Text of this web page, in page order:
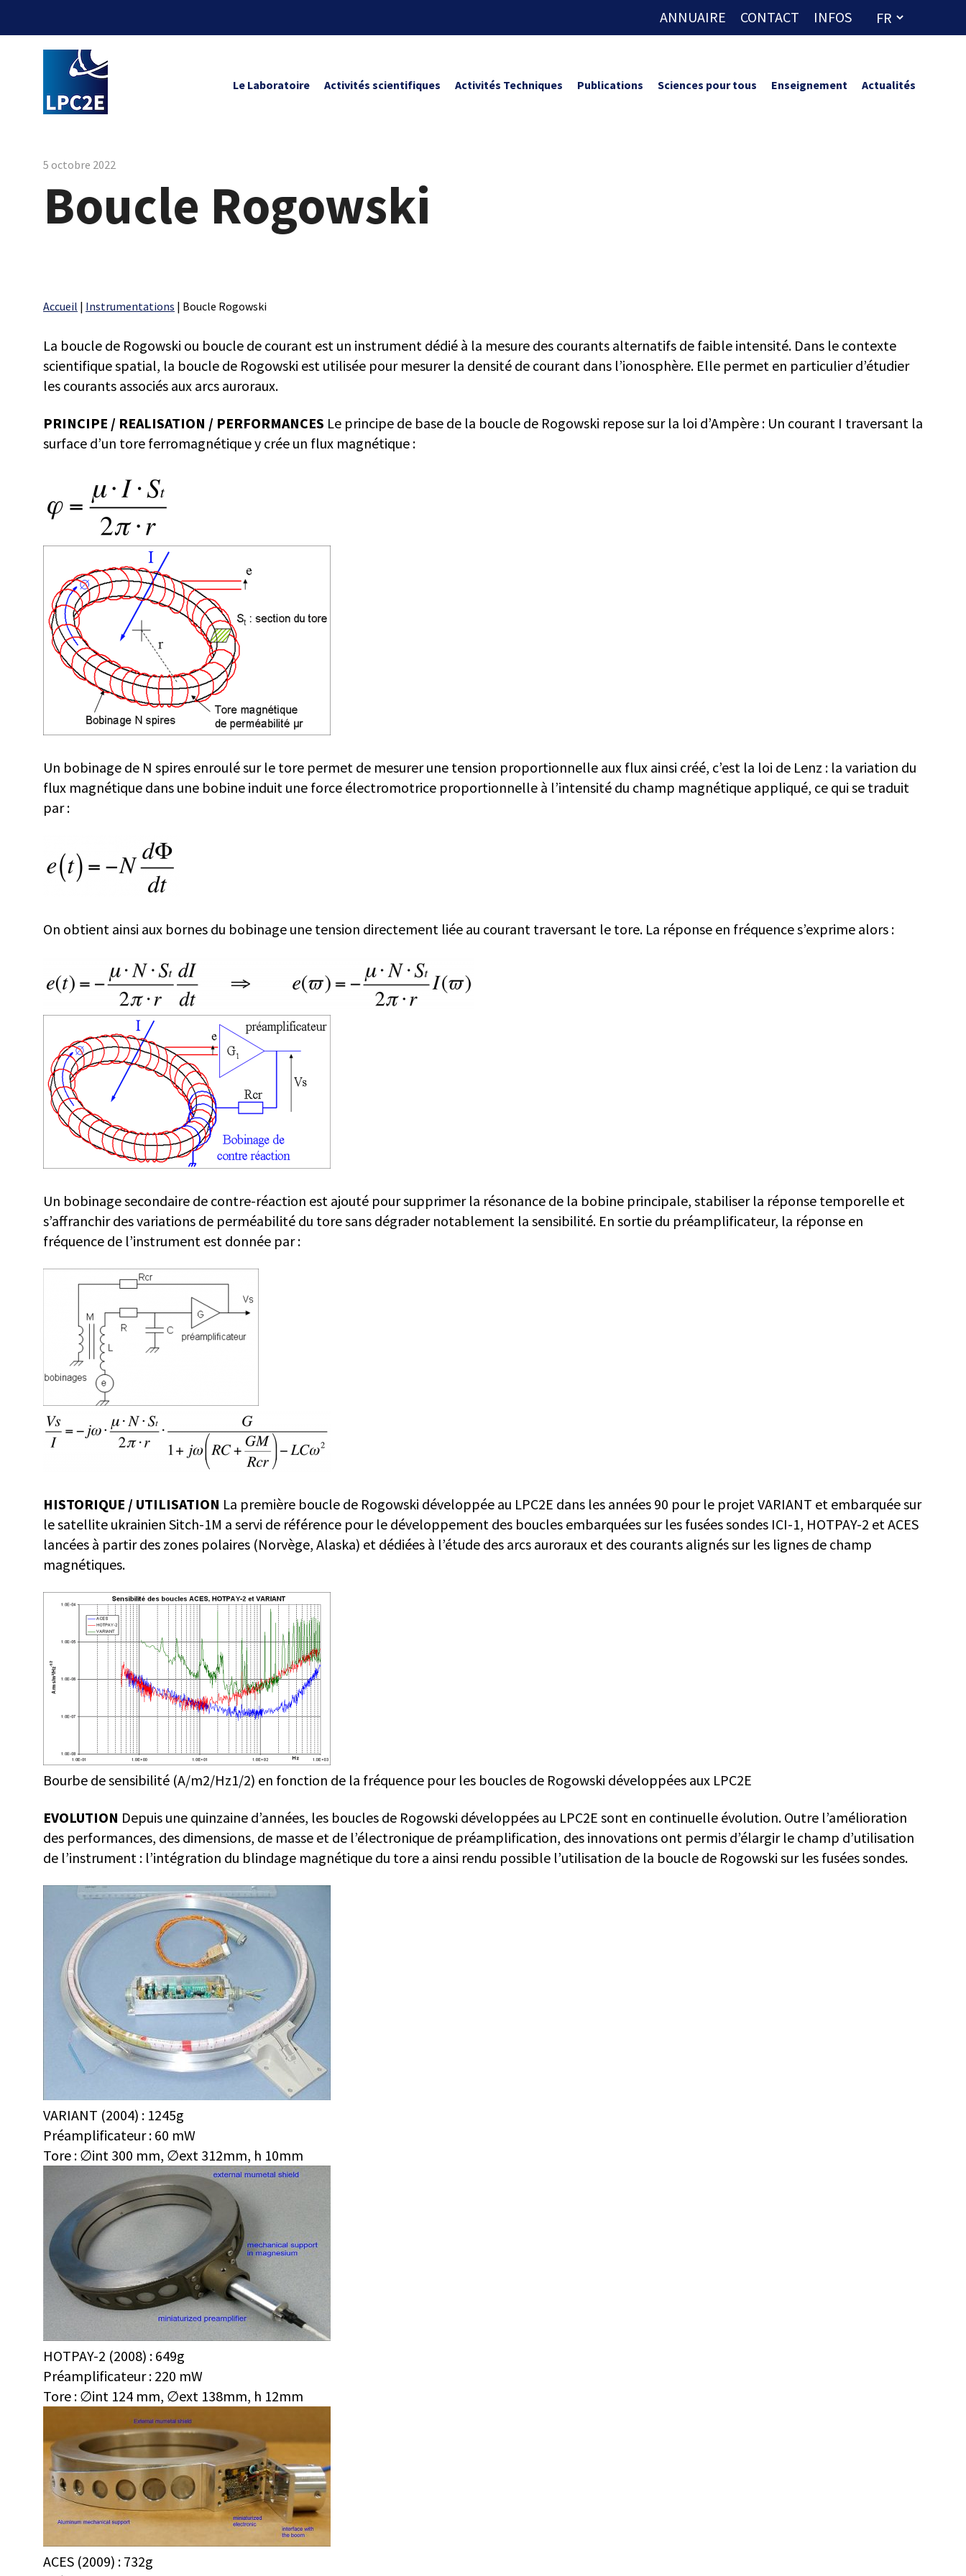
ANNUAIRE CONTACT INFOS
Le Laboratoire Activités scientifiques Activités Techniques Publications Sciences pour tous Enseignement Actualités
5 octobre 2022
Boucle Rogowski
Accueil | Instrumentations | Boucle Rogowski
La boucle de Rogowski ou boucle de courant est un instrument dédié à la mesure des courants alternatifs de faible intensité. Dans le contexte
scientifique spatial, la boucle de Rogowski est utilisée pour mesurer la densité de courant dans l’ionosphère. Elle permet en particulier d’étudier
les courants associés aux arcs auroraux.
PRINCIPE / REALISATION / PERFORMANCES Le principe de base de la boucle de Rogowski repose sur la loi d’Ampère : Un courant I traversant la
surface d’un tore ferromagnétique y crée un flux magnétique :
Un bobinage de N spires enroulé sur le tore permet de mesurer une tension proportionnelle aux flux ainsi créé, c’est la loi de Lenz : la variation du
flux magnétique dans une bobine induit une force électromotrice proportionnelle à l’intensité du champ magnétique appliqué, ce qui se traduit
par :
On obtient ainsi aux bornes du bobinage une tension directement liée au courant traversant le tore. La réponse en fréquence s’exprime alors :
Un bobinage secondaire de contre-réaction est ajouté pour supprimer la résonance de la bobine principale, stabiliser la réponse temporelle et
s’affranchir des variations de perméabilité du tore sans dégrader notablement la sensibilité. En sortie du préamplificateur, la réponse en
fréquence de l’instrument est donnée par :
HISTORIQUE / UTILISATION La première boucle de Rogowski développée au LPC2E dans les années 90 pour le projet VARIANT et embarquée sur
le satellite ukrainien Sitch-1M a servi de référence pour le développement des boucles embarquées sur les fusées sondes ICI-1, HOTPAY-2 et ACES
lancées à partir des zones polaires (Norvège, Alaska) et dédiées à l’étude des arcs auroraux et des courants alignés sur les lignes de champ
magnétiques.
Bourbe de sensibilité (A/m2/Hz1/2) en fonction de la fréquence pour les boucles de Rogowski développées aux LPC2E
EVOLUTION Depuis une quinzaine d’années, les boucles de Rogowski développées au LPC2E sont en continuelle évolution. Outre l’amélioration
des performances, des dimensions, de masse et de l’électronique de préamplification, des innovations ont permis d’élargir le champ d’utilisation
de l’instrument : l’intégration du blindage magnétique du tore a ainsi rendu possible l’utilisation de la boucle de Rogowski sur les fusées sondes.
VARIANT (2004) : 1245g
Préamplificateur : 60 mW
Tore : ∅int 300 mm, ∅ext 312mm, h 10mm
HOTPAY-2 (2008) : 649g
Préamplificateur : 220 mW
Tore : ∅int 124 mm, ∅ext 138mm, h 12mm
ACES (2009) : 732g